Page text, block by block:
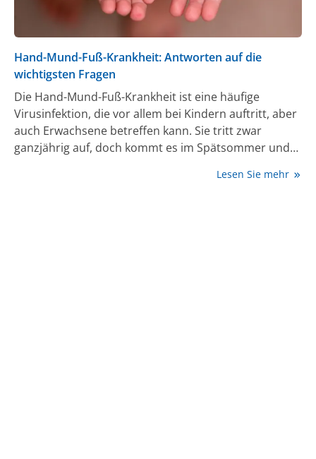
Hand-Mund-Fuß-Krankheit: Antworten auf die
wichtigsten Fragen
Die Hand-Mund-Fuß-Krankheit ist eine häufige
Virusinfektion, die vor allem bei Kindern auftritt, aber
auch Erwachsene betreffen kann. Sie tritt zwar
ganzjährig auf, doch kommt es im Spätsommer und
lokalen Ausbrüchen in Kindergärten, die dann auch
Lesen Sie mehr